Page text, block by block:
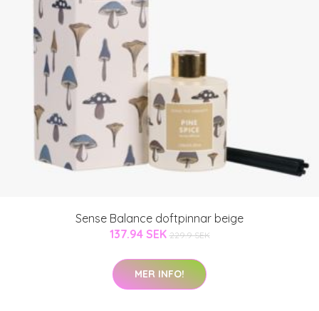
Sense Balance doftpinnar beige
137.94 SEK 229.9 SEK
MER INFO!